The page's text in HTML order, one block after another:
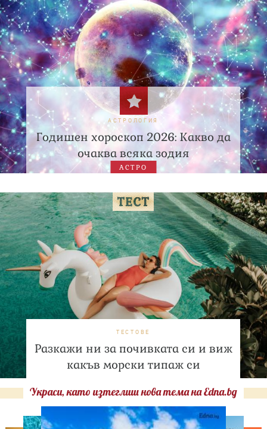
АСТРОЛОГИЯ
Годишен хороскоп 2026: Какво да
очаква всяка зодия
АСТРО
ТЕСТОВЕ
Разкажи ни за почивката си и виж
какъв морски типаж си
Украси, като изтеглиш нова тема на Edna.bg